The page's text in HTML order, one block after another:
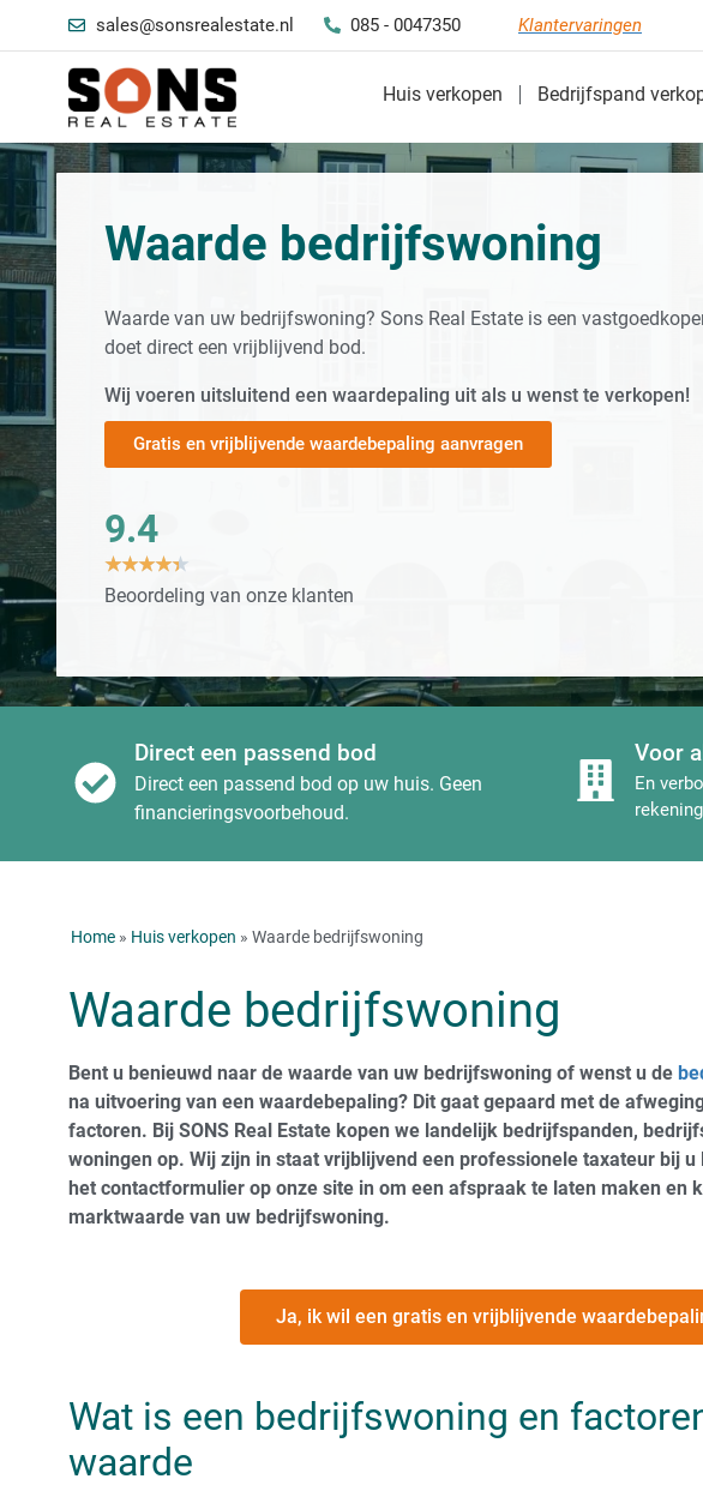
sales@sonsrealestate.nl 085 - 0047350 Klantervaringen
Huis verkopen Bedrijfspand
Waarde bedrijfswoning
Waarde van uw bedrijfswoning? Sons Real Estate is een
doet direct een vrijblijvend bod.
Wij voeren uitsluitend een waardepaling uit als u wenst te verkopen!
Gratis en vrijblijvende waardebepaling aanvragen
9.4
★★★★★
Beoordeling van onze klanten
Direct een passend bod
Direct een passend bod op uw huis. Geen
financieringsvoorbehoud.
Voor
En
Home » Huis verkopen » Waarde bedrijfswoning
Waarde bedrijfswoning
Bent u benieuwd naar de waarde van uw bedrijfswoning of wenst u de
na uitvoering van een waardebepaling? Dit gaat gepaard met de
factoren. Bij SONS Real Estate kopen we landelijk bedrijfspanden,
woningen op. Wij zijn in staat vrijblijvend een professionele taxateur bij u
het contactformulier op onze site in om een afspraak te laten maken en
marktwaarde van uw bedrijfswoning.
Ja, ik wil een gratis en vrijblijvende
Wat is een bedrijfswoning en
waarde